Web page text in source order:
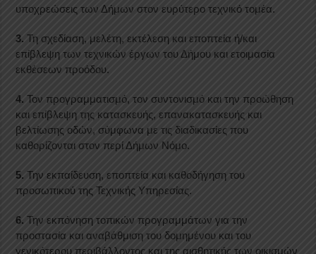
υποχρεώσεις των Δήμων στον ευρύτερο τεχνικό τομέα.
3. Τη σχεδίαση, μελέτη, εκτέλεση και εποπτεία ή/και
επίβλεψη των τεχνικών έργων του Δήμου και ετοιμασία
εκθέσεων προόδου.
4. Τον προγραμματισμό, τον συντονισμό και την προώθηση
και επίβλεψη της κατασκευής, επανακατασκευής και
βελτίωσης οδών, σύμφωνα με τις διαδικασίες που
καθορίζονται στον περί Δήμων Νόμο.
5. Την εκπαίδευση, εποπτεία και καθοδήγηση του
προσωπικού της Τεχνικής Υπηρεσίας.
6. Την εκπόνηση τοπικών προγραμμάτων για την
προστασία και αναβάθμιση του δομημένου και του
γενικότερου περιβάλλοντος και της αισθητικής των οικισμών